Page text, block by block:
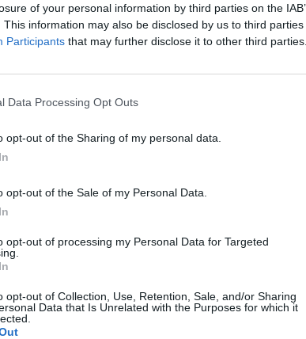
of your personal information by third parties on the
This information may also be disclosed by us to third
Participants that may further disclose it to other third parties.
Data Processing Opt Outs
opt-out of the Sharing of my personal data.
opt-out of the Sale of my Personal Data.
opt-out of processing my Personal Data for Targeted
opt-out of Collection, Use, Retention, Sale, and/or Sharing
Data that Is Unrelated with the Purposes for which it
Ajax met lege handen achter
verlaten
als Ajax-aanvoerder’
Ajax-fase
WK-spits op het lijstje van Ajax?
Ajax’
met duidelijk antwoord
over Ter Stegen’